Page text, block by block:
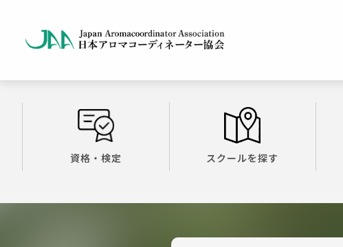
資格・検定 スクールを探す